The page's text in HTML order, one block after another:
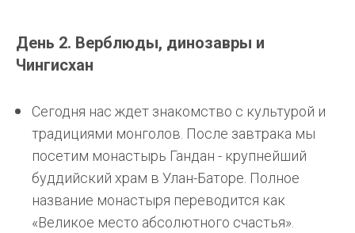
День 2. Верблюды, динозавры и
Чингисхан
Сегодня нас ждет знакомство с культурой и
традициями монголов. После завтрака мы
посетим монастырь Гандан - крупнейший
буддийский храм в Улан-Баторе . Полное
название монастыря переводится как
«Великое место абсолютного счастья».